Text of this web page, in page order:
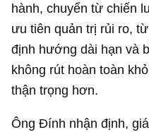
hành, chuyển từ chiến
ưu tiên quản trị rủi ro,
định hướng dài hạn và
không rút hoàn toàn
thận trọng hơn.
Ông Đính nhận định,